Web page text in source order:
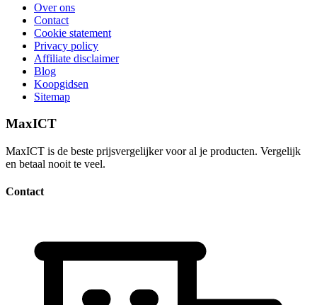
Over ons
Contact
Cookie statement
Privacy policy
Affiliate disclaimer
Blog
Koopgidsen
Sitemap
MaxICT
MaxICT is de beste prijsvergelijker voor al je producten. Vergelijk
en betaal nooit te veel.
Contact